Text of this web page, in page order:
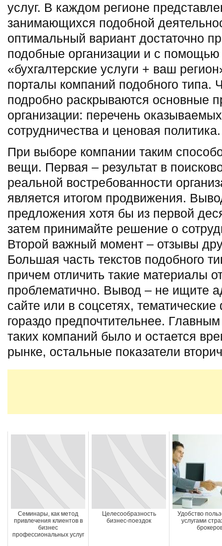
услуг. В каждом регионе
занимающихся подобной
оптимальный вариант достаточно
подобные организации и с помощью
«бухгалтерские услуги + ваш
порталы компаний подобного типа.
подробно раскрываются основные
организации: перечень
сотрудничества и ценовая политика.
При выборе компании таким
вещи. Первая – результат в
реальной востребованности
является итогом продвижения.
предложения хотя бы из первой
затем принимайте решение о
Второй важный момент – отзывы
Большая часть текстов подобного
причем отличить такие материалы
проблематично. Вывод – не ищите
сайте или в соцсетях,
гораздо предпочтительнее.
таких компаний было и остается
рынке, остальные показатели
Семинары, как метод
привлечения клиентов в
бизнес
профессиональных услуг
Целесообразность
бизнес-поездок
Удобство
услугами